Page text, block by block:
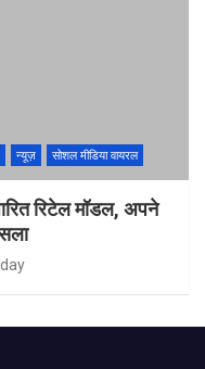
न्यूज़ सोशल मीडिया वायरल
रिटेल मॉडल, अपने